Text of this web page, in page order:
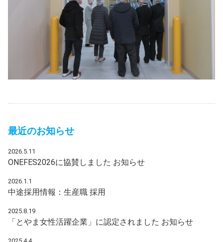
最近のお知らせ
2026.5.11
ONEFES2026に協賛しました お知らせ
2026.1.1
中途採用情報：生産職 採用
2025.8.19
「とやま女性活躍企業」に認定されました お知らせ